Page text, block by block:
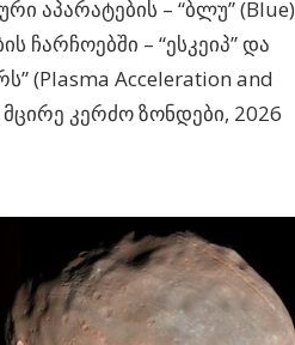
აპარატების – “ბლუ” (Blue)
ჩარჩოებში – “ესკეიპ” და
(Plasma Acceleration and
კერძო ზონდები, 2026